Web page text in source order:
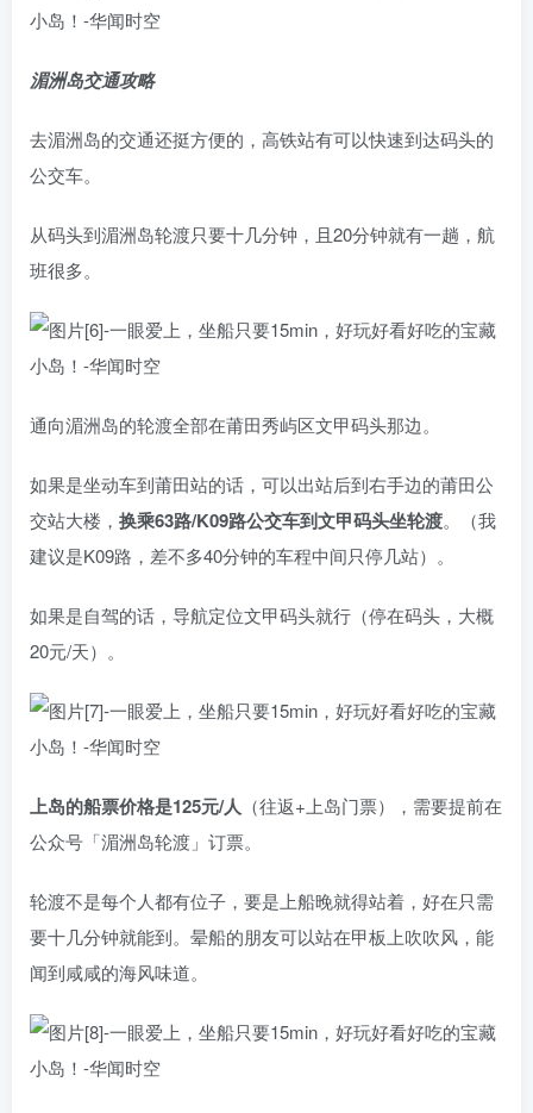
湄洲岛交通攻略
去湄洲岛的交通还挺方便的，高铁站有可以快速到达码头的
公交车。
从码头到湄洲岛轮渡只要十几分钟，且20分钟就有一趟，航
班很多。
通向湄洲岛的轮渡全部在莆田秀屿区文甲码头那边。
如果是坐动车到莆田站的话，可以出站后到右手边的莆田公
交站大楼， 换乘63路/K09路公交车到文甲码头坐轮渡。（我
建议是K09路，差不多40分钟的车程中间只停几站）。
如果是自驾的话，导航定位文甲码头就行（停在码头，大概
20元/天）。
上岛的船票价格是125元/人 （往返+上岛门票），需要提前在
公众号「湄洲岛轮渡」订票。
轮渡不是每个人都有位子，要是上船晚就得站着，好在只需
要十几分钟就能到。晕船的朋友可以站在甲板上吹吹风，能
闻到咸咸的海风味道。